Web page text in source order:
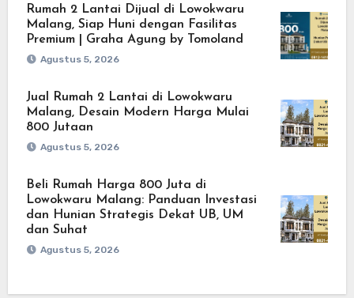
Rumah 2 Lantai Dijual di Lowokwaru
Malang, Siap Huni dengan Fasilitas
Premium | Graha Agung by Tomoland
Agustus 5, 2026
Jual Rumah 2 Lantai di Lowokwaru
Malang, Desain Modern Harga Mulai
800 Jutaan
Agustus 5, 2026
Beli Rumah Harga 800 Juta di
Lowokwaru Malang: Panduan Investasi
dan Hunian Strategis Dekat UB, UM
dan Suhat
Agustus 5, 2026